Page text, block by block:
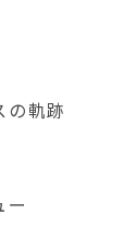
の軌跡
ー